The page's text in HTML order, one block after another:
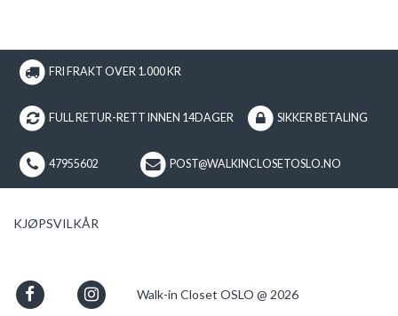
FRI FRAKT OVER 1.000 KR
FULL RETUR-RETT INNEN 14DAGER SIKKER BETALING
47955602 POST@WALKINCLOSETOSLO.NO
KJØPSVILKÅR
Walk-in Closet OSLO @ 2026